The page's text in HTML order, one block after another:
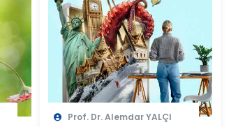
Prof. Dr. Alemdar YALÇI